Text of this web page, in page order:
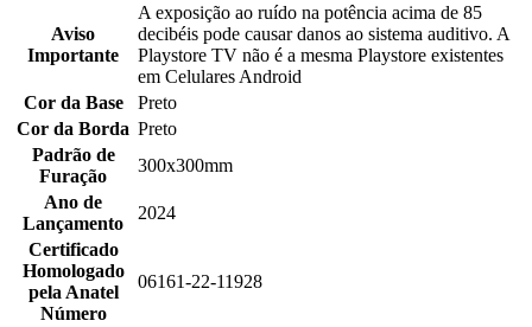
Aviso
Importante
A exposição ao ruído na potência acima de 85
decibéis pode causar danos ao sistema auditivo. A
Playstore TV não é a mesma Playstore existentes
em Celulares Android
Cor da Base
Preto
Cor da Borda Preto
Padrão de
Furação
300x300mm
Ano de
Lançamento
2024
Certificado
Homologado
pela Anatel
Número
06161-22-11928